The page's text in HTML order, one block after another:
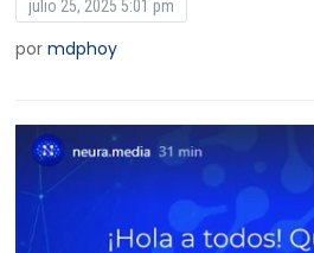
julio 25, 2025 5:01 pm
pormdphoy